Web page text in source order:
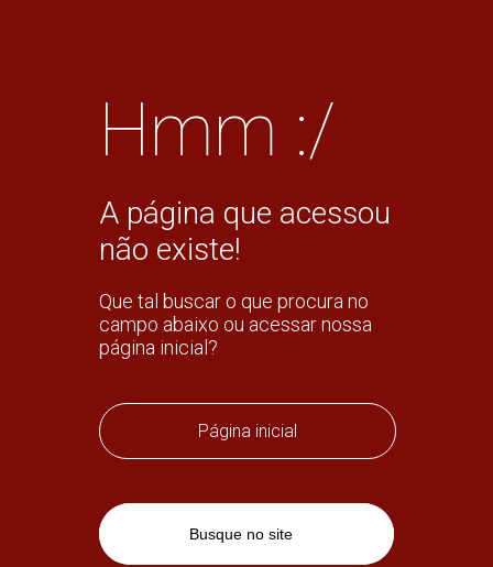
Hmm :/
A página que acessou
não existe!
Que tal buscar o que procura no
campo abaixo ou acessar nossa
página inicial?
Página inicial